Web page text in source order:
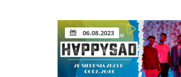
06.08.2023